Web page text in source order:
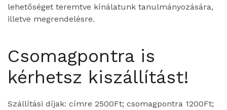
lehetőséget teremtve kínálatunk tanulmányozására,
illetve megrendelésre.
Csomagpontra is
kérhetsz kiszállítást!
Szállítási díjak: címre 2500Ft; csomagpontra 1200Ft;